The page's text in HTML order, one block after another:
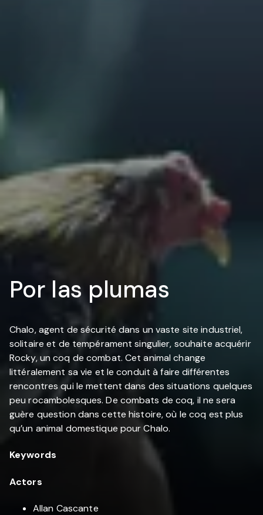
Por las plumas
Chalo, agent de sécurité dans un vaste site industriel,
solitaire et de tempérament singulier, souhaite acquérir
Rocky, un coq de combat. Cet animal change
littéralement sa vie et le conduit à faire différentes
rencontres qui le mettent dans des situations quelques
peu rocambolesques. De combats de coq, il ne sera
guère question dans cette histoire, où le coq est plus
qu’un animal domestique pour Chalo.
Keywords
Actors
Allan Cascante